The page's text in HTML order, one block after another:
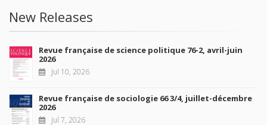
New Releases
Revue française de science politique 76-2, avril-juin
2026
Jul 10, 2026
Revue française de sociologie 66 3/4, juillet-décembre
2026
Jul 7, 2026